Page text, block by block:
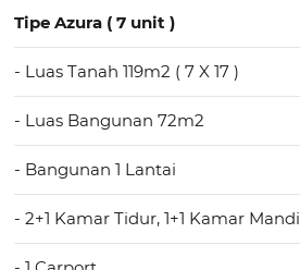
Tipe Azura ( 7 unit )
- Luas Tanah 119m2 ( 7 X 17 )
- Luas Bangunan 72m2
- Bangunan 1 Lantai
- 2+1 Kamar Tidur, 1+1 Kamar Mandi